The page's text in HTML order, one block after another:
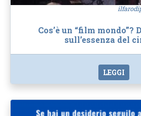
Cos’è un “film mondo”?
sull’essenza del
LEGGI